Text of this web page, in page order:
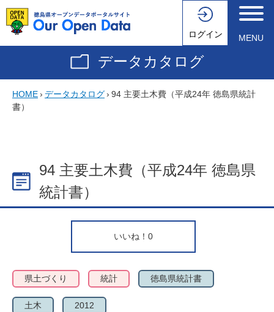
ログイン MENU
データカタログ
HOME› データカタログ› 94 主要土木費（平成24年 徳島県統計
書）
94 主要土木費（平成24年 徳島県
統計書）
いいね！ 0
県土づくり 統計 徳島県統計書
土木 2012